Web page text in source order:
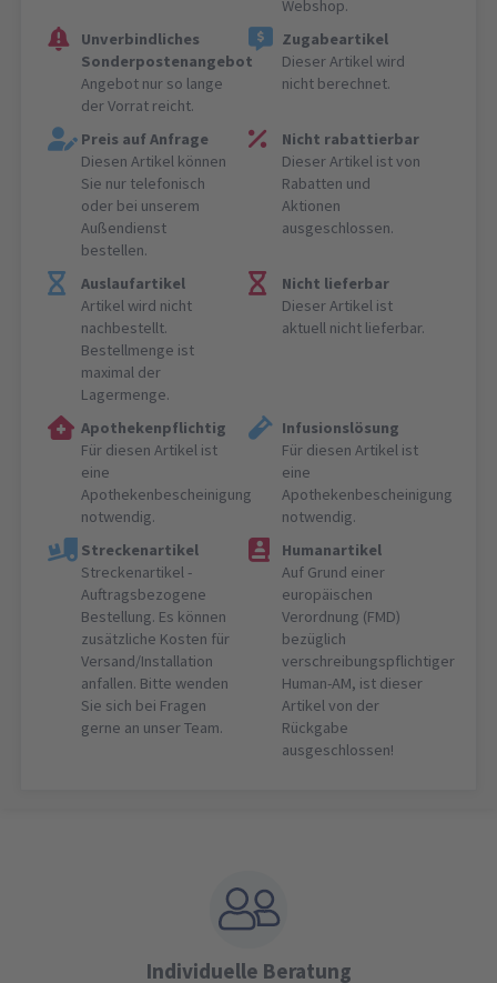
Webshop.
Unverbindliches
Sonderpostenangebot
Angebot nur so lange
der Vorrat reicht.
Zugabeartikel
Dieser Artikel wird
nicht berechnet.
Preis auf Anfrage
Diesen Artikel können
Sie nur telefonisch
oder bei unserem
Außendienst
bestellen.
Nicht rabattierbar
Dieser Artikel ist von
Rabatten und
Aktionen
ausgeschlossen.
Auslaufartikel
Artikel wird nicht
nachbestellt.
Bestellmenge ist
maximal der
Lagermenge.
Nicht lieferbar
Dieser Artikel ist
aktuell nicht lieferbar.
Apothekenpflichtig
Für diesen Artikel ist
eine
Apothekenbescheinigung
notwendig.
Infusionslösung
Für diesen Artikel ist
eine
Apothekenbescheinigung
notwendig.
Streckenartikel
Streckenartikel -
Auftragsbezogene
Bestellung. Es können
zusätzliche Kosten für
Versand/Installation
anfallen. Bitte wenden
Sie sich bei Fragen
gerne an unser Team.
Humanartikel
Auf Grund einer
europäischen
Verordnung (FMD)
bezüglich
verschreibungspflichtiger
Human-AM, ist dieser
Artikel von der
Rückgabe
ausgeschlossen!
Individuelle Beratung